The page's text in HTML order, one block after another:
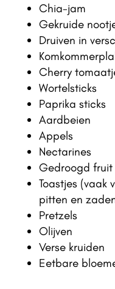
Chia-jam
Gekruide
Druiven in
Cherry
Wortelsticks
Paprika sticks
Aardbeien
Appels
Nectarines
Gedroogd fruit
Toastjes (vaak
pitten en
Pretzels
Olijven
Verse kruiden
Eetbare